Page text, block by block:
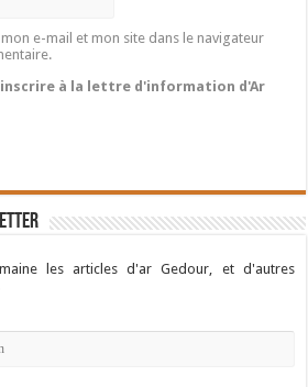
e-mail et mon site dans le navigateur
à la lettre d'information d'Ar
les articles d'ar Gedour, et d'autres